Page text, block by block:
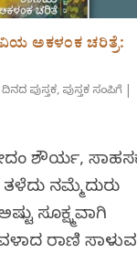
ಅಕಳಂಕ ಚರಿತ್ರೆ:
ದಿನದ ಪುಸ್ತಕ, ಪುಸ್ತಕ ಸಂಪಿಗೆ
ಶೌರ್ಯ,
ನಮ್ಮೆದುರು
ಸೂಕ್ಷ್ಮವಾಗಿ
ರಾಣಿ ಸಾಳುವ